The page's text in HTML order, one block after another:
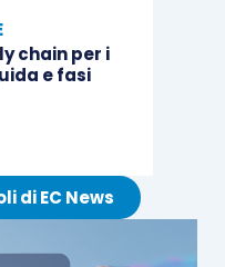
il 70% ed il 30% di
detiene più del 25%
della società
quale titolare
meccanismo del
chain per i
e fasi
di EC News